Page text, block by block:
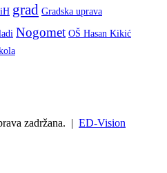
grad Gradska uprava
Nogomet OŠ Hasan Kikić
zadržana. | ED-Vision